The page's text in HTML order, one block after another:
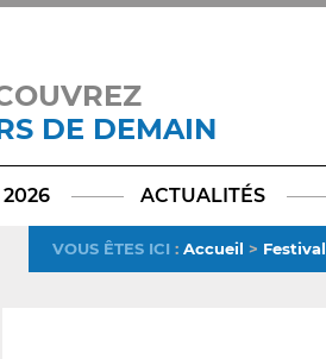
DE DEMAIN
2026 ACTUALITÉS
VOUS ÊTES ICI : Accueil >